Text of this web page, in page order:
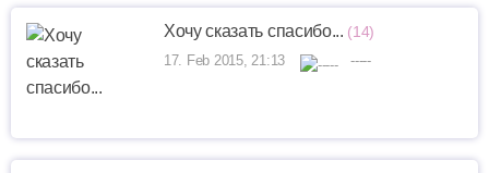
Хочу сказать спасибо... (14)
17. Feb 2015, 21:13 -----